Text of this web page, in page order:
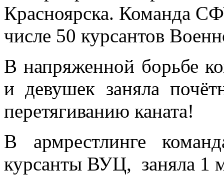
Красноярска. Команда
числе 50 курсантов
В напряженной борьбе
и девушек заняла
перетягиванию каната!
В армрестлинге
курсанты ВУЦ, заняла 1